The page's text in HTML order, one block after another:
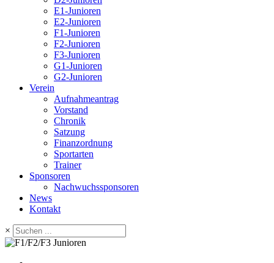
E1-Junioren
E2-Junioren
F1-Junioren
F2-Junioren
F3-Junioren
G1-Junioren
G2-Junioren
Verein
Aufnahmeantrag
Vorstand
Chronik
Satzung
Finanzordnung
Sportarten
Trainer
Sponsoren
Nachwuchssponsoren
News
Kontakt
×